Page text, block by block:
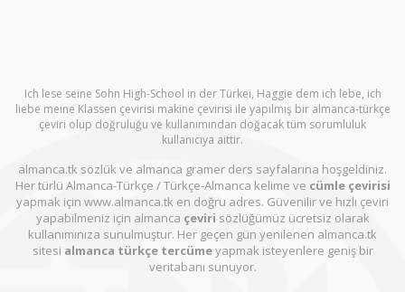
Ich lese seine Sohn High-School in der Türkei, Haggie dem ich lebe, ich
liebe meine Klassen çevirisi makine çevirisi ile yapılmış bir almanca-türkçe
çeviri olup doğruluğu ve kullanımından doğacak tüm sorumluluk
kullanıcıya aittir.
almanca.tk sözlük ve almanca gramer ders sayfalarına hoşgeldiniz.
Her türlü Almanca-Türkçe / Türkçe-Almanca kelime ve cümle çevirisi
yapmak için www.almanca.tk en doğru adres. Güvenilir ve hızlı çeviri
yapabilmeniz için almanca çeviri sözlüğümüz ücretsiz olarak
kullanımınıza sunulmuştur. Her geçen gün yenilenen almanca.tk
sitesi almanca türkçe tercümeyapmak isteyenlere geniş bir
veritabanı sunuyor.